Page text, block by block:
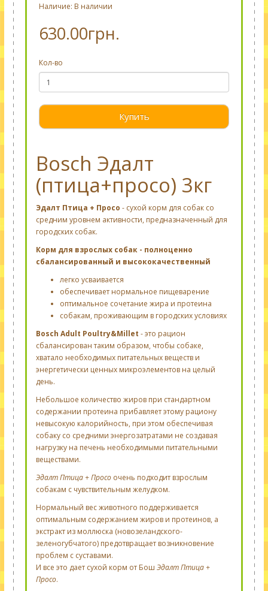
Наличие: В наличии
630.00грн.
Кол-во
Купить
Bosch Эдалт
(птица+просо) 3кг
Эдалт Птица + Просо - сухой корм для собак со
средним уровнем активности, предназначенный для
городских собак.
Корм для взрослых собак - полноценно
сбалансированный и высококачественный
легко усваивается
обеспечивает нормальное пищеварение
оптимальное сочетание жира и протеина
собакам, проживающим в городских условиях
Bosch Adult Poultry&Millet - это рацион
сбалансирован таким образом, чтобы собаке,
хватало необходимых питательных веществ и
энергетически ценных микроэлементов на целый
день.
Небольшое количество жиров при стандартном
содержании протеина прибавляет этому рациону
невысокую калорийность, при этом обеспечивая
собаку со средними энергозатратами не создавая
нагрузку на печень необходимыми питательными
веществами.
Эдалт Птица + Просо очень подходит взрослым
собакам с чувствительным желудком.
Нормальный вес животного поддерживается
оптимальным содержанием жиров и протеинов, а
экстракт из моллюска (новозеландского-
зеленогубчатого) предотвращает возникновение
проблем с суставами.
И все это дает сухой корм от Бош Эдалт Птица +
Просо.